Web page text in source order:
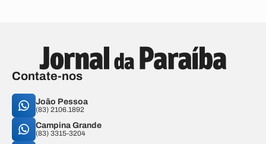
Contate-nos
João Pessoa
(83) 2106.1892
Campina Grande
(83) 3315-3204